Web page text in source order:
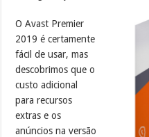
O Avast Premier
2019 é certamente
fácil de usar, mas
descobrimos que o
custo adicional
para recursos
extras e os
anúncios na versão